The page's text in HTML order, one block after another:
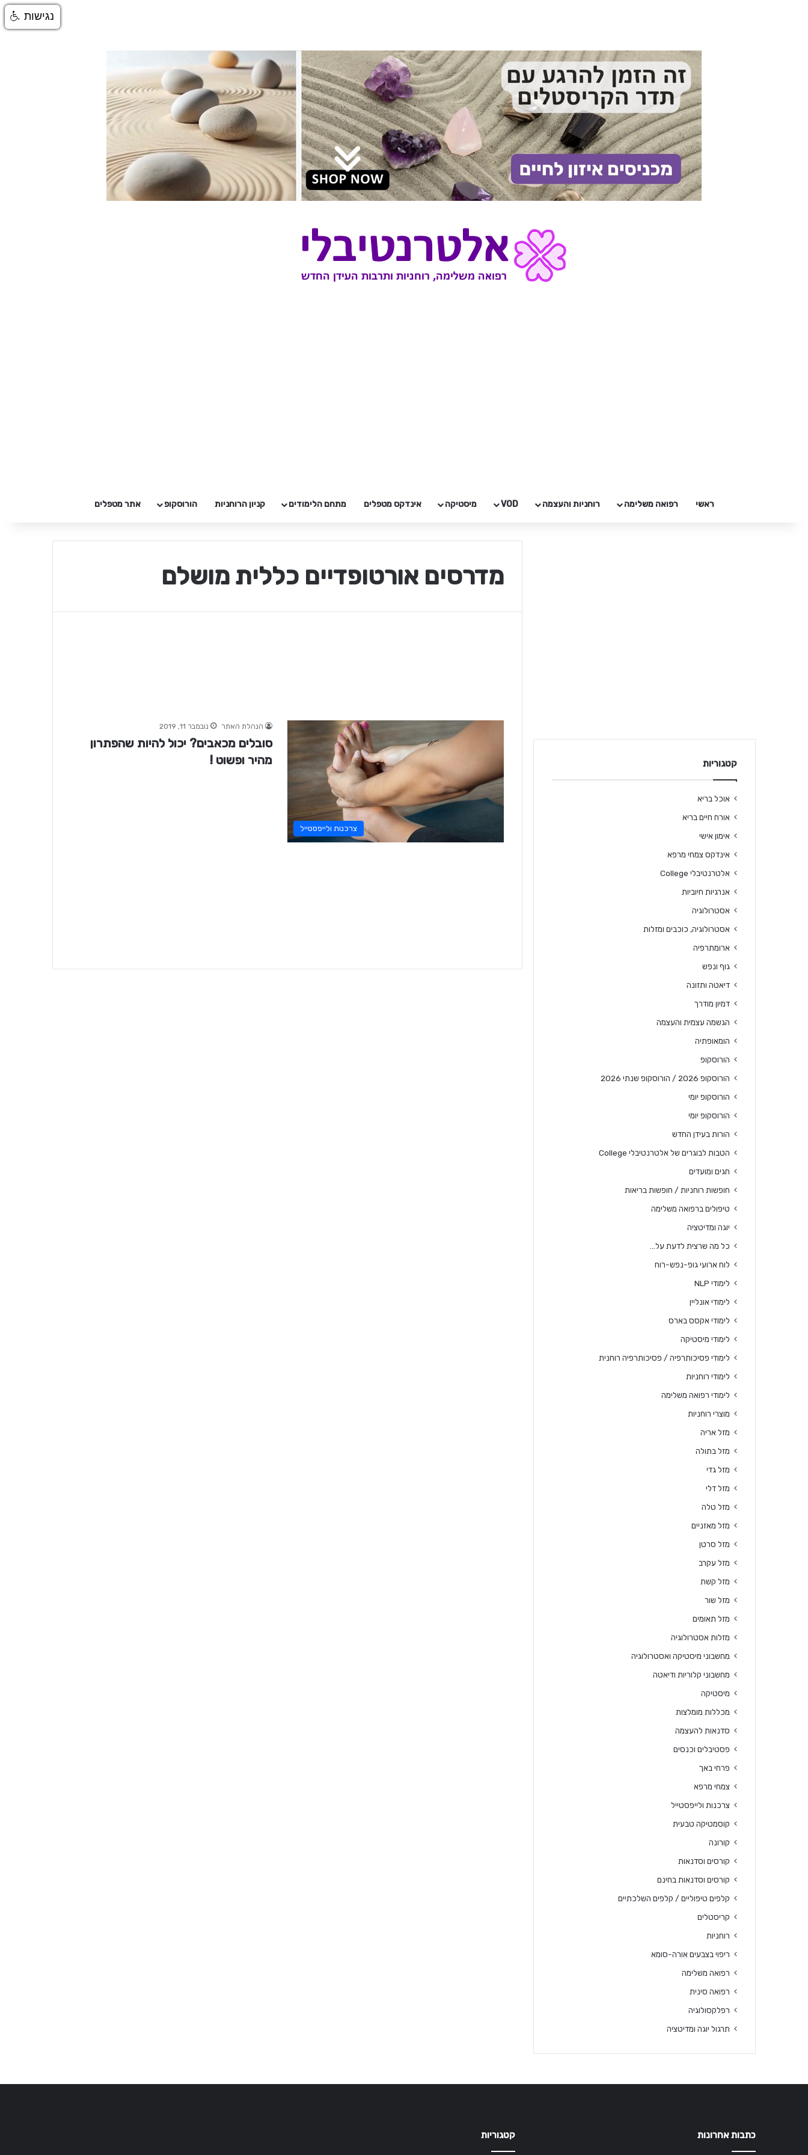
ראשי רפואה משלימה רוחניות והעצמה VOD מיסטיקה אינדקס מטפלים מתחם הלימודים קניון הרוחניות הורוסקופ אתר מטפלים
מדרסים אורטופדיים כללית מושלם
צרכנות ולייפסטייל
הנהלת האתר נובמבר 11, 2019
סובלים מכאבים? יכול להיות שהפתרון
מהיר ופשוט !
קטגוריות
אוכל בריא
אורח חיים בריא
אימון אישי
אינדקס צמחי מרפא
אלטרנטיבלי College
אנרגיות חיוביות
אסטרולוגיה
אסטרולוגיה, כוכבים ומזלות
ארומתרפיה
גוף ונפש
דיאטה ותזונה
דמיון מודרך
הגשמה עצמית והעצמה
הומאופתיה
הורוסקופ
הורוסקופ 2026 / הורוסקופ שנתי 2026
הורוסקופ יומי
הורוסקופ יומי
הורות בעידן החדש
הטבות לבוגרים של אלטרנטיבלי College
חגים ומועדים
חופשות רוחניות / חופשות בריאות
טיפולים ברפואה משלימה
יוגה ומדיטציה
כל מה שרצית לדעת על…
לוח ארועי גופ-נפש-רוח
לימודי NLP
לימודי אונליין
לימודי אקסס בארס
לימודי מיסטיקה
לימודי פסיכותרפיה / פסיכותרפיה רוחנית
לימודי רוחניות
לימודי רפואה משלימה
מוצרי רוחניות
מזל אריה
מזל בתולה
מזל גדי
מזל דלי
מזל טלה
מזל מאזניים
מזל סרטן
מזל עקרב
מזל קשת
מזל שור
מזל תאומים
מזלות אסטרולוגיה
מחשבוני מיסטיקה ואסטרולוגיה
מחשבוני קלוריות ודיאטה
מיסטיקה
מכללות מומלצות
סדנאות להעצמה
פסטיבלים וכנסים
פרחי באך
צמחי מרפא
צרכנות ולייפסטייל
קוסמטיקה טבעית
קורונה
קורסים וסדנאות
קורסים וסדנאות בחינם
קלפים טיפוליים / קלפים השלכתיים
קריסטלים
רוחניות
ריפוי בצבעים אורה-סומא
רפואה משלימה
רפואה סינית
רפלקסולוגיה
תרגול יוגה ומדיטציה
כתבות אחרונות קטגוריות
נגישות